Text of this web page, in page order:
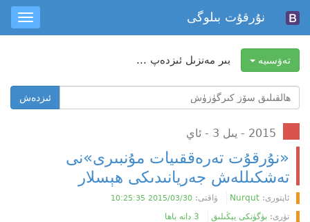
نۇرقۇت بىلوگى
تەۋسىيە بىر مەنزىل ئىزدەپ ...
ھالقىلىق
سۆز
ئىزدەش
ئىزدەش
2015 - يىل 3 - ئاي
«نۇرقۇت تەرەققىيات مۇنبىرى»نى
تەشكىللەش جەريانىدىكى ھېسلار
ئاپتورى: Nurqut ۋاقتى: 2015/03/30 10:25:35
تۈرى: بۈگۈنكى يېڭىلىق 3 دانە باھا